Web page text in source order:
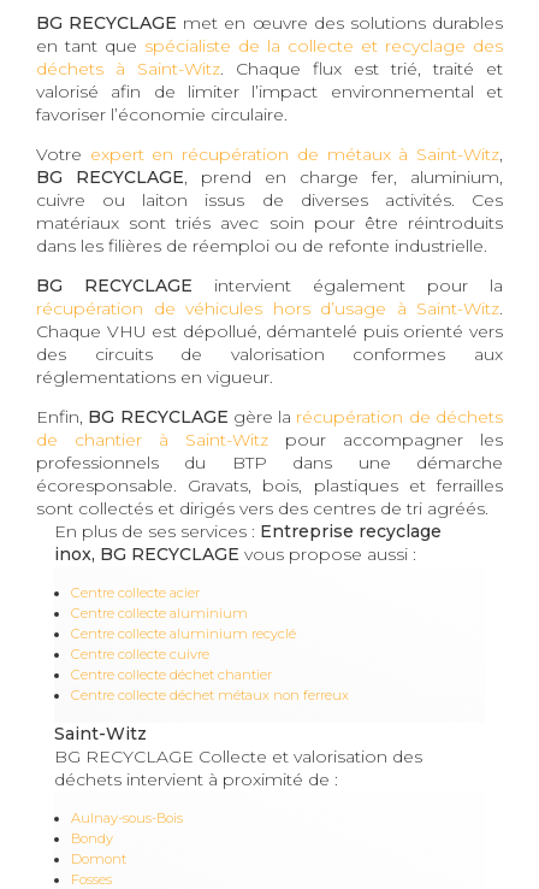
BG RECYCLAGE met en œuvre des solutions durables
en tant que spécialiste de la collecte et recyclage des
déchets à Saint-Witz. Chaque flux est trié, traité et
valorisé afin de limiter l’impact environnemental et
favoriser l’économie circulaire.
Votre expert en récupération de métaux à Saint-Witz,
BG RECYCLAGE, prend en charge fer, aluminium,
cuivre ou laiton issus de diverses activités. Ces
matériaux sont triés avec soin pour être réintroduits
dans les filières de réemploi ou de refonte industrielle.
BG RECYCLAGE intervient également pour la
récupération de véhicules hors d’usage à Saint-Witz.
Chaque VHU est dépollué, démantelé puis orienté vers
des circuits de valorisation conformes aux
réglementations en vigueur.
Enfin, BG RECYCLAGE gère la récupération de déchets
de chantier à Saint-Witz pour accompagner les
professionnels du BTP dans une démarche
écoresponsable. Gravats, bois, plastiques et ferrailles
sont collectés et dirigés vers des centres de tri agréés.
En plus de ses services : Entreprise recyclage
inox, BG RECYCLAGE vous propose aussi :
Centre collecte acier
Centre collecte aluminium
Centre collecte aluminium recyclé
Centre collecte cuivre
Centre collecte déchet chantier
Centre collecte déchet métaux non ferreux
Saint-Witz
BG RECYCLAGE Collecte et valorisation des
déchets intervient à proximité de :
Aulnay-sous-Bois
Bondy
Domont
Fosses